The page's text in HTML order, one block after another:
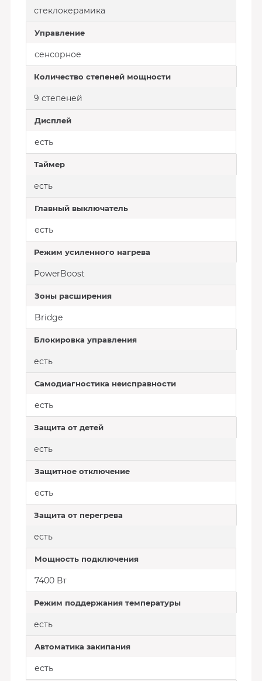
стеклокерамика
Управление
сенсорное
Количество степеней мощности
9 степеней
Дисплей
есть
Таймер
есть
Главный выключатель
есть
Режим усиленного нагрева
PowerBoost
Зоны расширения
Bridge
Блокировка управления
есть
Самодиагностика неисправности
есть
Защита от детей
есть
Защитное отключение
есть
Защита от перегрева
есть
Мощность подключения
7400 Вт
Режим поддержания температуры
есть
Автоматика закипания
есть